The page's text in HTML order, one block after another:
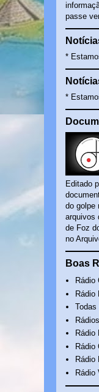
passe
*
*
Editado
do golpe
arquivos
de Foz
no
Boas
Rádio
Rádio
Todas
Rádio
Rádio
Rádio
Rádio